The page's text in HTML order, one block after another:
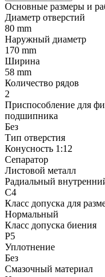
Основные размеры и
Диаметр отверстий
80 mm
Наружный диаметр
170 mm
Ширина
58 mm
Количество рядов
2
Приспособление для
подшипника
Без
Тип отверстия
Конусность 1:12
Сепаратор
Листовой металл
Радиальный
C4
Класс допуска для
Нормальный
Класс допуска биения
P5
Уплотнение
Без
Смазочный материал